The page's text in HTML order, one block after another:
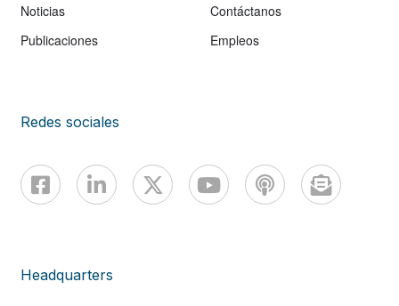
Noticias
Publicaciones
Contáctanos
Empleos
Redes sociales
Headquarters